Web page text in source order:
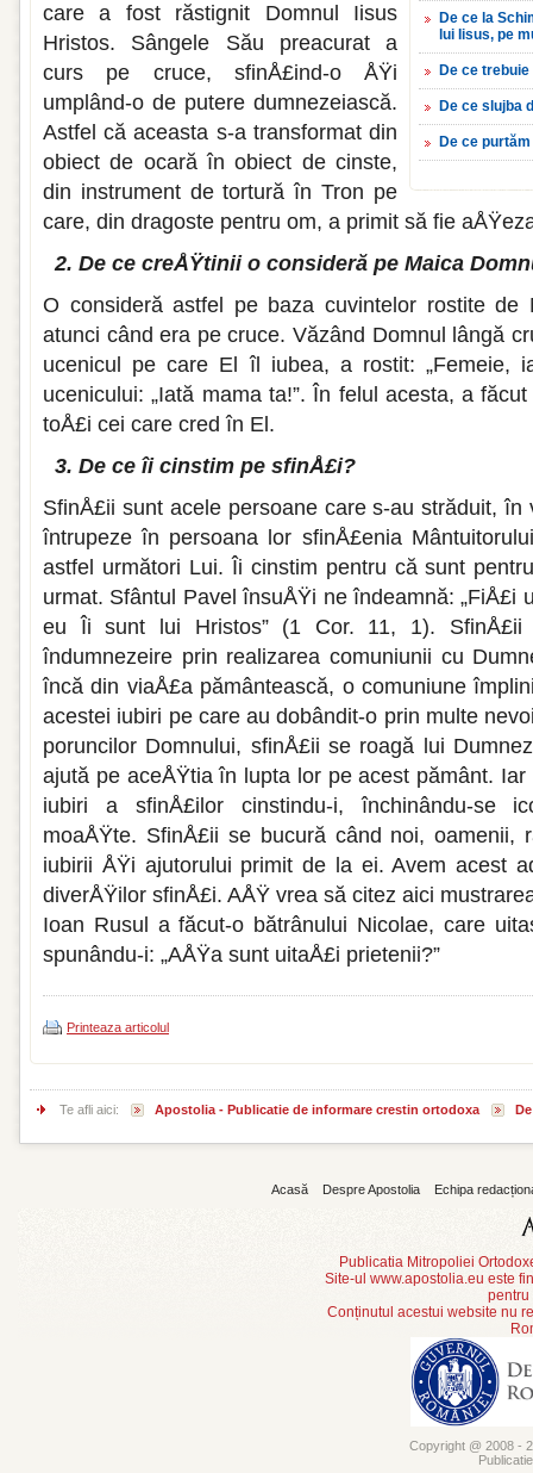
De ce la
lui Iisus, pe
De ce
De ce slujba
De ce
care a fost răstignit Domnul Iisus
Hristos. Sângele Său preacurat a
curs pe cruce, sfinÅ£ind-o ÅŸi
umplând-o de putere dum­nezeiască.
Astfel că aceasta s-a transformat din
obiect de ocară în obiect de cin­ste,
din instrument de tortură în Tron pe
care, din dragoste pentru om, a pri­mit să fie
2. De ce creÅŸtinii o consideră pe Maica
O consideră astfel pe baza cuvintelor rostite de
atunci când era pe cruce. Văzând Domnul lângă
uce­nicul pe care El îl iubea, a rostit: „Femeie,
ucenicului: „Iată mama ta!”. În felul acesta, a
toÅ£i cei care cred în El.
3. De ce îi cinstim pe sfinÅ£i?
SfinÅ£ii sunt acele persoane care s-au străduit, în
întru­peze în persoana lor sfinÅ£enia
astfel ur­mători Lui. Îi cinstim pentru că sunt
urmat. Sfântul Pavel însuÅŸi ne îndeamnă: „FiÅ£i
eu Îi sunt lui Hristos” (1 Cor. 11, 1).
îndumnezeire prin realiza­rea comuniunii cu
încă din viaÅ£a pământească, o comuniune
acestei iubiri pe care au dobân­dit-o prin multe
poruncilor Domnului, sfinÅ£ii se roa­gă lui
ajută pe aceÅŸtia în lupta lor pe acest pământ.
iubiri a sfinÅ£ilor cinstindu-i, închinându-se
moaÅŸte. SfinÅ£ii se bucură când noi, oamenii,
iubirii ÅŸi ajutorului primit de la ei. Avem acest
diverÅŸilor sfinÅ£i. AÅŸ vrea să citez aici
Ioan Rusul a făcut-o bătrânului Nicolae, care
spunându-i: „AÅŸa sunt uitaÅ£i prietenii?”
Printeaza articolul
Te afli aici: Apostolia - Publicatie de informare crestin ortodoxa
Acasă Despre Apostolia Echipa
Publicatia Mitropoliei
Site-ul www.apostolia.eu este
pentru
Conținutul acestui website nu
Copyright @ 2008 -